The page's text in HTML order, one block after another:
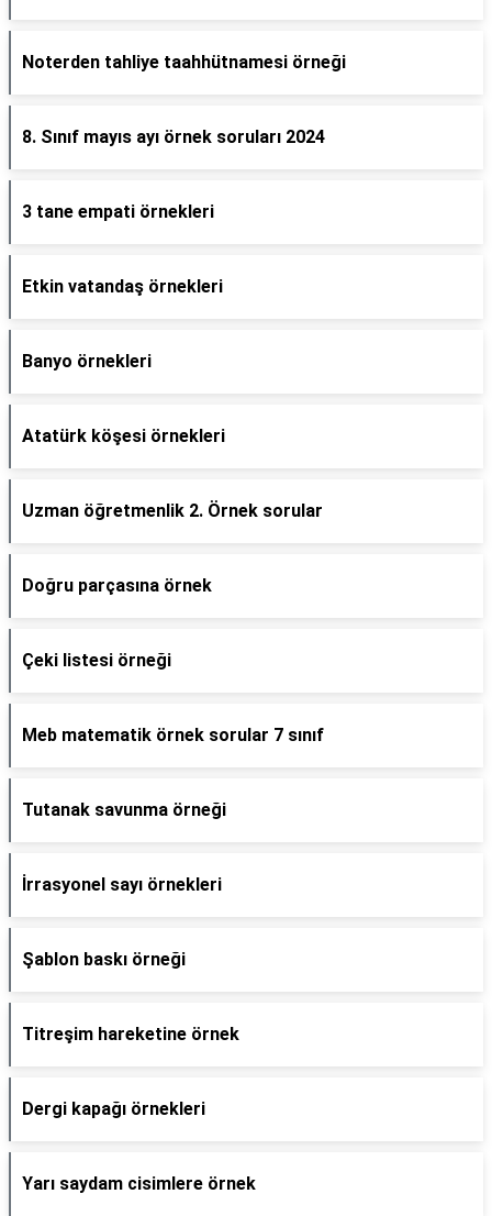
Noterden tahliye taahhütnamesi örneği
8. Sınıf mayıs ayı örnek soruları 2024
3 tane empati örnekleri
Etkin vatandaş örnekleri
Banyo örnekleri
Atatürk köşesi örnekleri
Uzman öğretmenlik 2. Örnek sorular
Doğru parçasına örnek
Çeki listesi örneği
Meb matematik örnek sorular 7 sınıf
Tutanak savunma örneği
İrrasyonel sayı örnekleri
Şablon baskı örneği
Titreşim hareketine örnek
Dergi kapağı örnekleri
Yarı saydam cisimlere örnek